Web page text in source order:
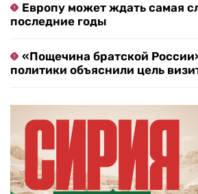
Европу может ждать самая
последние годы
«Пощечина братской
политики объяснили цель